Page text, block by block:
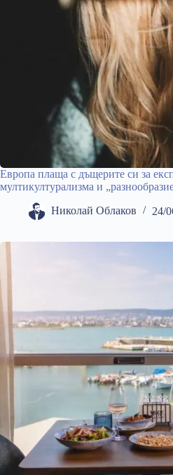
Европа плаща с дъщерите си за
мултикултурализма и
Николай Облаков 24/